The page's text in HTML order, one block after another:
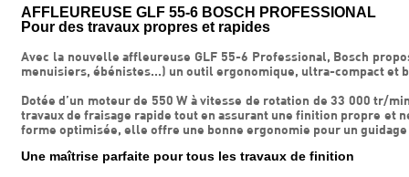
AFFLEUREUSE GLF 55-6 BOSCH PROFESSIONAL
Pour des travaux propres et rapides
Avec la nouvelle affleureuse GLF 55-6 Professional, Bosch
menuisiers, ébénistes...) un outil ergonomique, ultra-compact et
Dotée d’un moteur de 550 W à vitesse de rotation de 33 000 tr/
travaux de fraisage rapide tout en assurant une finition propre et
forme optimisée, elle offre une bonne ergonomie pour un
Une maîtrise parfaite pour tous les travaux de finition